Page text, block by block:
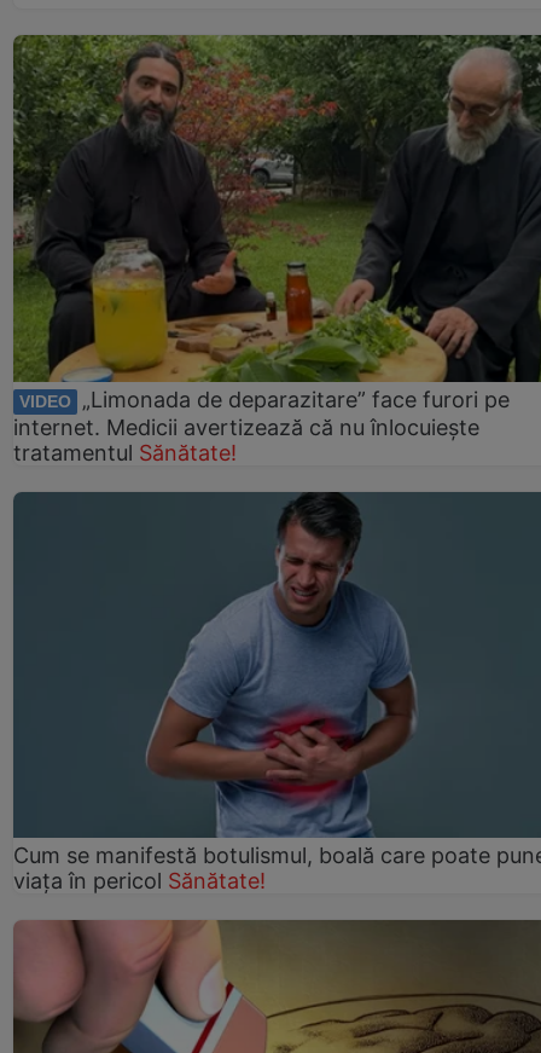
VIDEO
„Limonada de deparazitare” face furori pe
internet. Medicii avertizează că nu înlocuiește
tratamentul Sănătate!
Cum se manifestă botulismul, boală care poate
viaţa în pericol Sănătate!